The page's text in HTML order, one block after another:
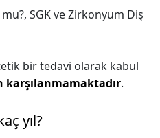
SGK ve Zirkonyum Diş
bir tedavi olarak kabul
karşılanmamaktadır.
yıl?